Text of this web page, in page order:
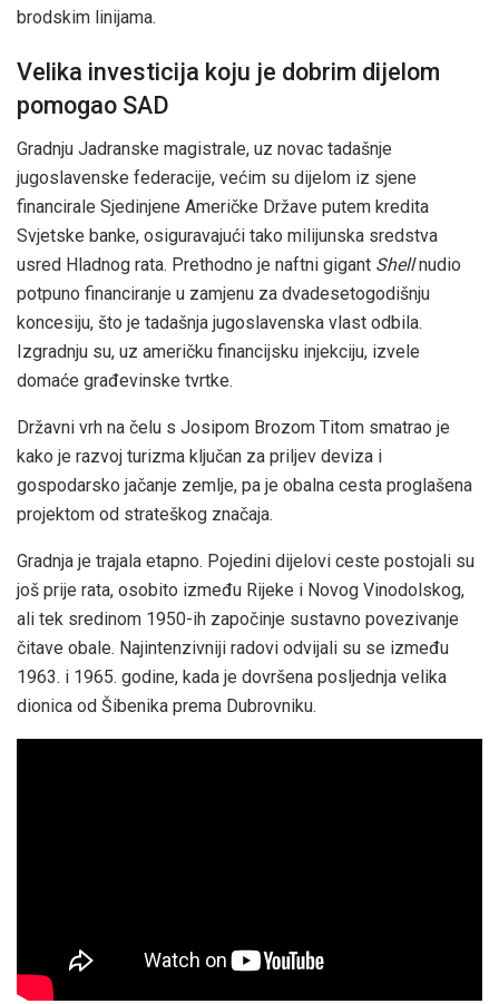
brodskim linijama.
Velika investicija koju je dobrim dijelom
pomogao SAD
Gradnju Jadranske magistrale, uz novac tadašnje
jugoslavenske federacije, većim su dijelom iz sjene
financirale Sjedinjene Američke Države putem kredita
Svjetske banke, osiguravajući tako milijunska sredstva
usred Hladnog rata. Prethodno je naftni gigant Shellnudio
potpuno financiranje u zamjenu za dvadesetogodišnju
koncesiju, što je tadašnja jugoslavenska vlast odbila.
Izgradnju su, uz američku financijsku injekciju, izvele
domaće građevinske tvrtke.
Državni vrh na čelu s Josipom Brozom Titom smatrao je
kako je razvoj turizma ključan za priljev deviza i
gospodarsko jačanje zemlje, pa je obalna cesta proglašena
projektom od strateškog značaja.
Gradnja je trajala etapno. Pojedini dijelovi ceste postojali su
još prije rata, osobito između Rijeke i Novog Vinodolskog,
ali tek sredinom 1950-ih započinje sustavno povezivanje
čitave obale. Najintenzivniji radovi odvijali su se između
1963. i 1965. godine, kada je dovršena posljednja velika
dionica od Šibenika prema Dubrovniku.